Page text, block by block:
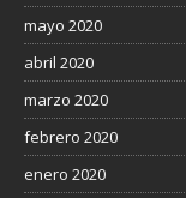
mayo 2020
abril 2020
marzo 2020
febrero 2020
enero 2020